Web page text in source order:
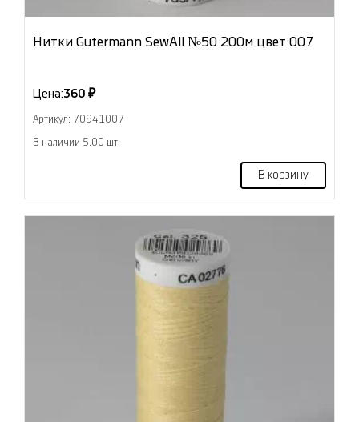
Нитки Gutermann SewAll №50 200м цвет 007
Цена:360 ₽
Артикул: 70941007
В наличии 5.00 шт
В корзину